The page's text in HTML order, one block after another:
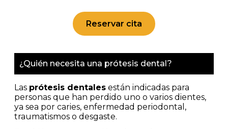
Reservar cita
¿Quién necesita una prótesis dental?
Las prótesis dentales están indicadas para
personas que han perdido uno o varios dientes,
ya sea por caries, enfermedad periodontal,
traumatismos o desgaste.